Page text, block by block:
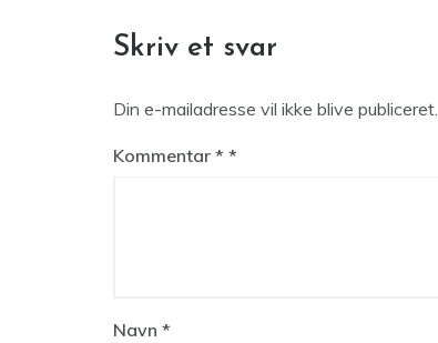
Skriv et svar
Din e-mailadresse vil ikke blive publiceret.
Kommentar *
Navn *